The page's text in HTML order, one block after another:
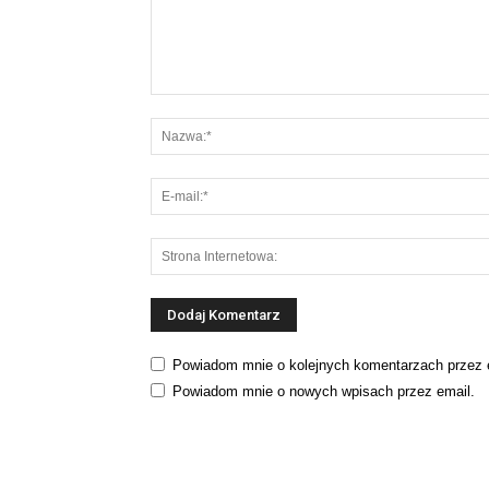
Powiadom mnie o kolejnych komentarzach przez
Powiadom mnie o nowych wpisach przez email.